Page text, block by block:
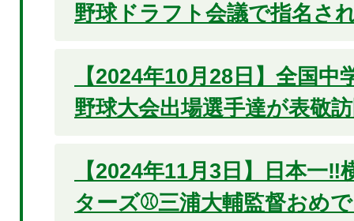
野球ドラフト会議で指名さ
【2024年10月28日】全国中
野球大会出場選手達が表敬
【2024年11月3日】日本一
ターズ⚾三浦大輔監督おめ